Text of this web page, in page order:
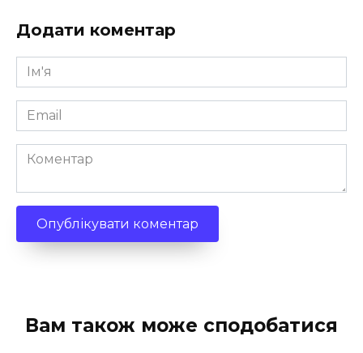
Додати коментар
Ім'я
*
Email
*
Коментар
Вам також може сподобатися